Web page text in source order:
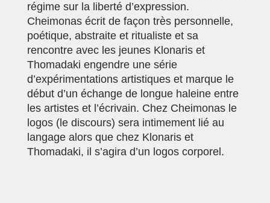
régime sur la liberté d’expression.
Cheimonas écrit de façon très personnelle,
poétique, abstraite et ritualiste et sa
rencontre avec les jeunes Klonaris et
Thomadaki engendre une série
d’expérimentations artistiques et marque le
début d’un échange de longue haleine entre
les artistes et l’écrivain. Chez Cheimonas le
logos (le discours) sera intimement lié au
langage alors que chez Klonaris et
Thomadaki, il s’agira d’un logos corporel.